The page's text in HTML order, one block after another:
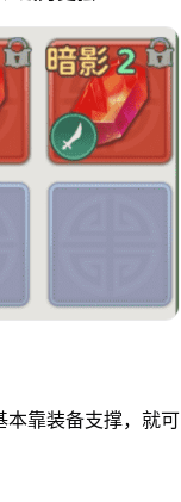
本靠装备支撑，就可